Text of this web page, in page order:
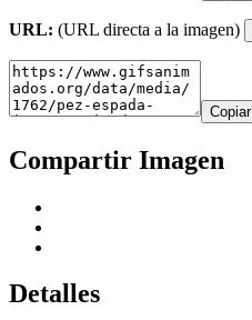
URL: (URL directa a la imagen)
Copiar
Compartir Imagen
Detalles